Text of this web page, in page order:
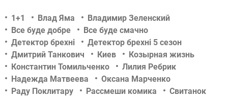
1+1 Влад Яма
Владимир Зеленский
Все буде добре
Все буде смачно
Детектор брехні
Детектор брехні 5 сезон
Дмитрий Танкович
Киев
Козырная жизнь
Константин Томильченко
Лилия Ребрик
Надежда Матвеева
Оксана Марченко
Раду Поклитару
Рассмеши комика
Свитанок